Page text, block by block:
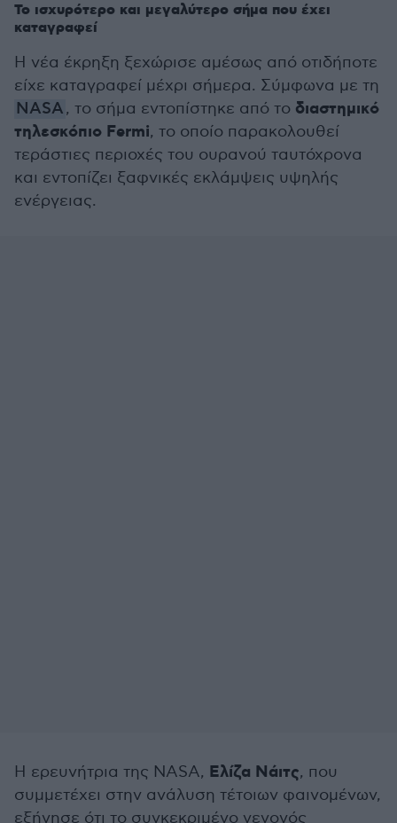
Το ισχυρότερο και μεγαλύτερο σήμα που έχει
καταγραφεί
Η νέα έκρηξη ξεχώρισε αμέσως από οτιδήποτε
είχε καταγραφεί μέχρι σήμερα. Σύμφωνα με τη
NASA, το σήμα εντοπίστηκε από το διαστημικό
τηλεσκόπιο Fermi, το οποίο παρακολουθεί
τεράστιες περιοχές του ουρανού ταυτόχρονα
και εντοπίζει ξαφνικές εκλάμψεις υψηλής
ενέργειας.
Η ερευνήτρια της NASA, Ελίζα Νάιτς, που
συμμετέχει στην ανάλυση τέτοιων φαινομένων,
εξήγησε ότι το συγκεκριμένο γεγονός